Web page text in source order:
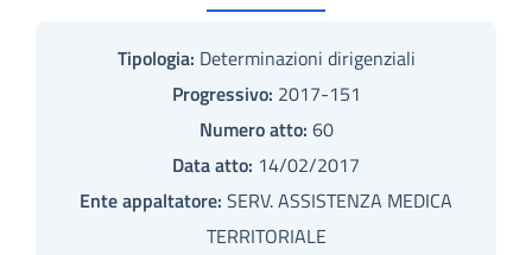
Tipologia: Determinazioni dirigenziali
Progressivo: 2017-151
Numero atto: 60
Data atto: 14/02/2017
Ente appaltatore: SERV. ASSISTENZA MEDICA
TERRITORIALE